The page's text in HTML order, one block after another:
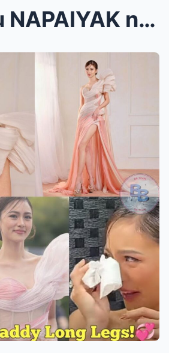
Kim Chiu NAPAIYAK ng BONGGA PAGKATAPOS RUMAMPA SA ...